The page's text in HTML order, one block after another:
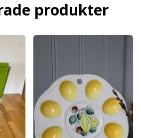
produkter